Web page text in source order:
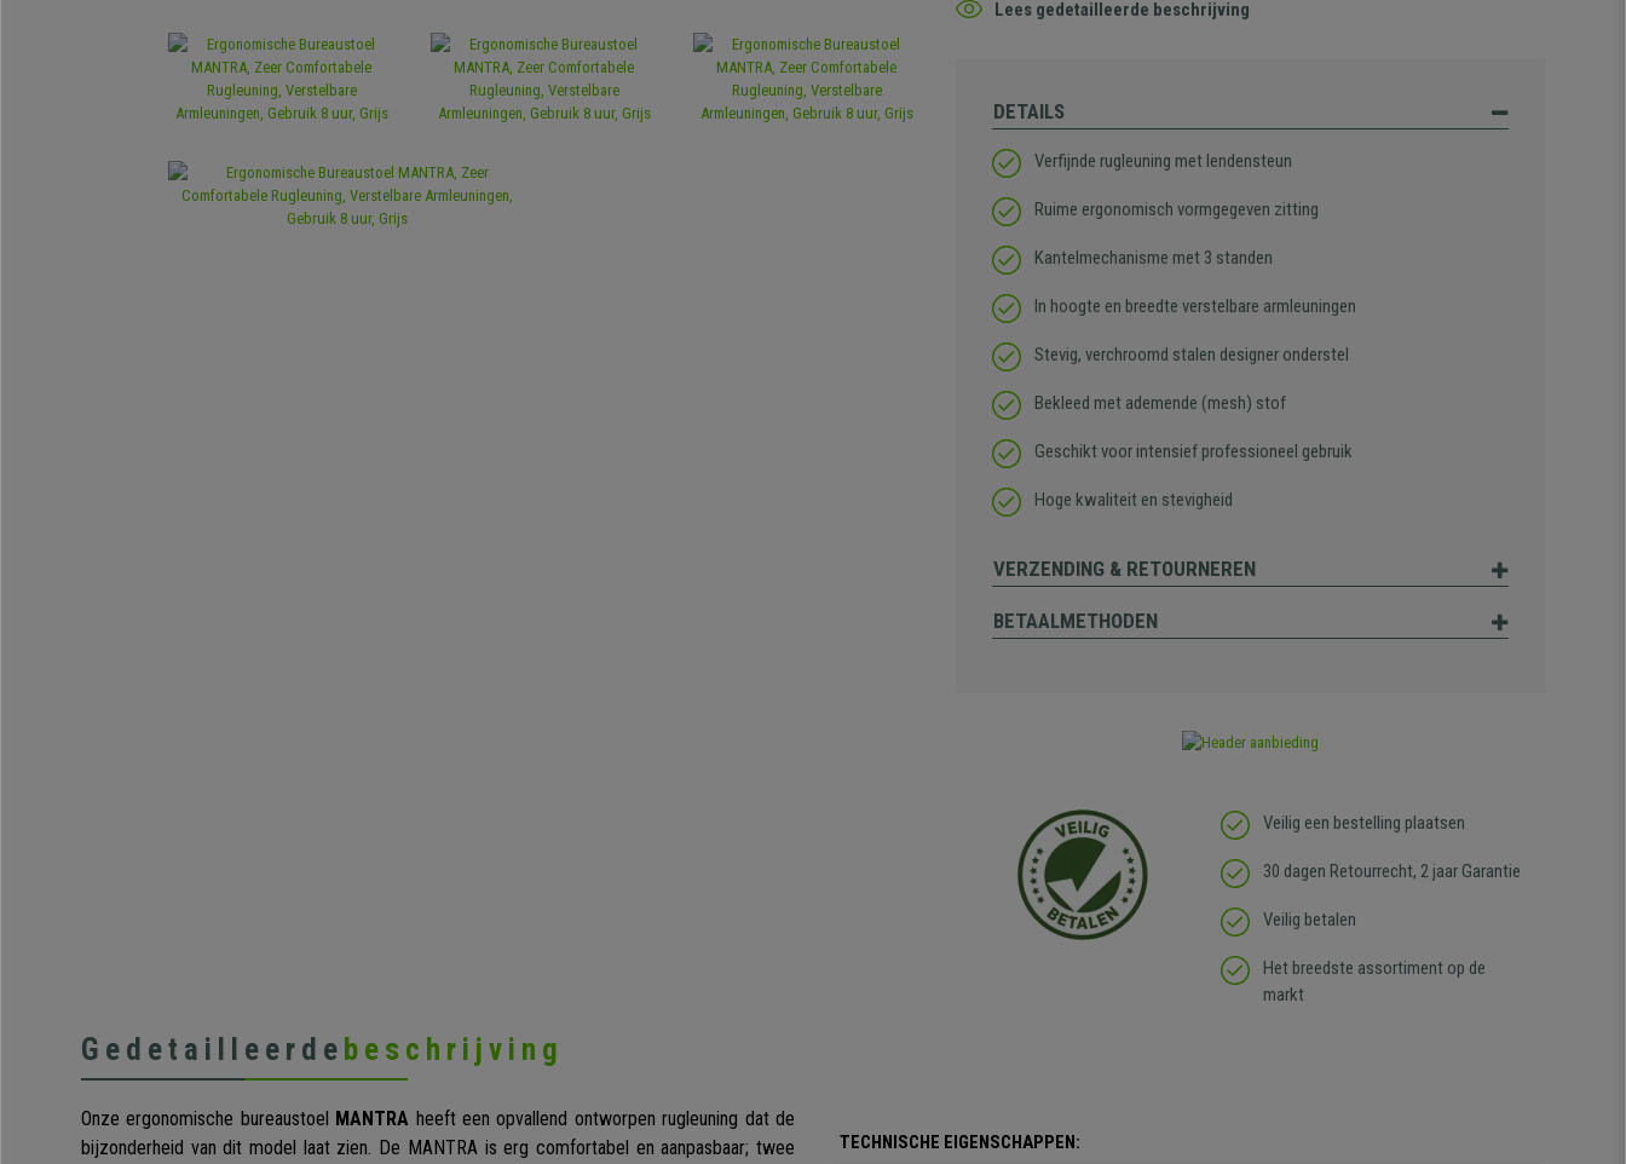
Lees gedetailleerde beschrijving
DETAILS
Verfijnde rugleuning met lendensteun
Ruime ergonomisch vormgegeven zitting
Kantelmechanisme met 3 standen
In hoogte en breedte verstelbare armleuningen
Stevig, verchroomd stalen designer onderstel
Bekleed met ademende (mesh) stof
Geschikt voor intensief professioneel gebruik
Hoge kwaliteit en stevigheid
VERZENDING & RETOURNEREN
BETAALMETHODEN
Veilig een bestelling plaatsen
30 dagen Retourrecht, 2 jaar Garantie
Veilig betalen
Het breedste assortiment op de
markt
Gedetailleerde beschrijving
Onze ergonomische bureaustoel MANTRA heeft een opvallend ontworpen rugleuning dat de
bijzonderheid van dit model laat zien. De MANTRA is erg comfortabel en aanpasbaar; twee
TECHNISCHE EIGENSCHAPPEN: